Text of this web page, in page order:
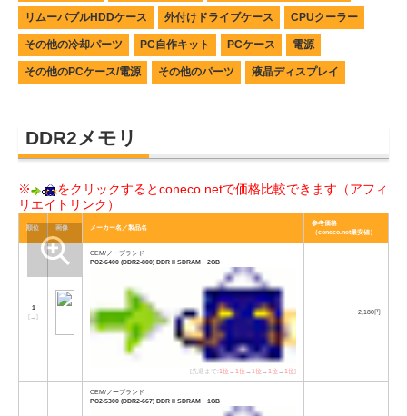
リムーバブルHDDケース 外付けドライブケース CPUクーラー
その他の冷却パーツ PC自作キット PCケース 電源
その他のPCケース/電源 その他のパーツ 液晶ディスプレイ
DDR2メモリ
※
をクリックするとconeco.netで価格比較できます（アフィ
リエイトリンク）
順位 画像 メーカー名／製品名
参考価格
（coneco.net最安値）
1
[
]
OEM/ノーブランド
PC2-6400 (DDR2-800) DDR II SDRAM 2GB
[先週まで:1位 →1位 →1位 →1位 →1位]
2,180円
OEM/ノーブランド
PC2-5300 (DDR2-667) DDR II SDRAM 1GB